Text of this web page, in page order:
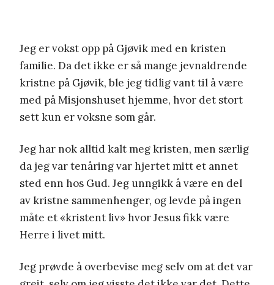
Jeg er vokst opp på Gjøvik med en kristen
familie. Da det ikke er så mange jevnaldrende
kristne på Gjøvik, ble jeg tidlig vant til å være
med på Misjonshuset hjemme, hvor det stort
sett kun er voksne som går.
Jeg har nok alltid kalt meg kristen, men særlig
da jeg var tenåring var hjertet mitt et annet
sted enn hos Gud. Jeg unngikk å være en del
av kristne sammenhenger, og levde på ingen
måte et «kristent liv» hvor Jesus fikk være
Herre i livet mitt.
Jeg prøvde å overbevise meg selv om at det var